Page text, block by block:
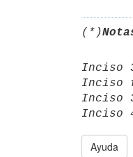
(*)
Inciso
Inciso
Inciso
Inciso
Ayuda